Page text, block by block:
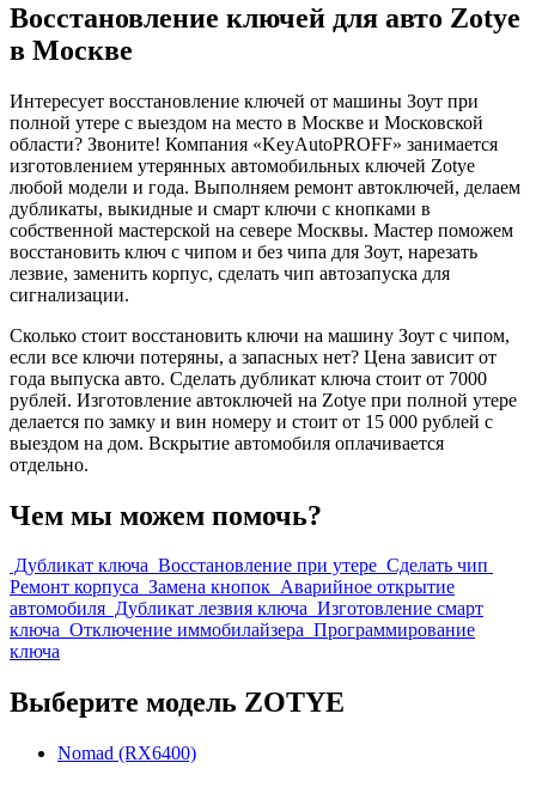
Восстановление ключей для авто Zotye
в Москве
Интересует восстановление ключей от машины Зоут при
полной утере с выездом на место в Москве и Московской
области? Звоните! Компания «KeyAutoPROFF» занимается
изготовлением утерянных автомобильных ключей Zotye
любой модели и года. Выполняем ремонт автоключей, делаем
дубликаты, выкидные и смарт ключи с кнопками в
собственной мастерской на севере Москвы. Мастер поможем
восстановить ключ с чипом и без чипа для Зоут, нарезать
лезвие, заменить корпус, сделать чип автозапуска для
сигнализации.
Сколько стоит восстановить ключи на машину Зоут с чипом,
если все ключи потеряны, а запасных нет? Цена зависит от
года выпуска авто. Сделать дубликат ключа стоит от 7000
рублей. Изготовление автоключей на Zotye при полной утере
делается по замку и вин номеру и стоит от 15 000 рублей с
выездом на дом. Вскрытие автомобиля оплачивается
отдельно.
Чем мы можем помочь?
Дубликат ключа Восстановление при утере Сделать чип
Ремонт корпуса Замена кнопок Аварийное открытие
автомобиля Дубликат лезвия ключа Изготовление смарт
ключа Отключение иммобилайзера Программирование
ключа
Выберите модель ZOTYE
Nomad (RX6400)